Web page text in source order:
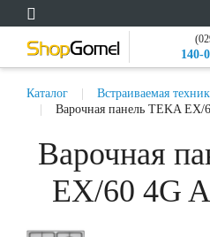
140-
Каталог Встраиваемая
Варочная панель TEKA EX/
Варочная
EX/60 4G